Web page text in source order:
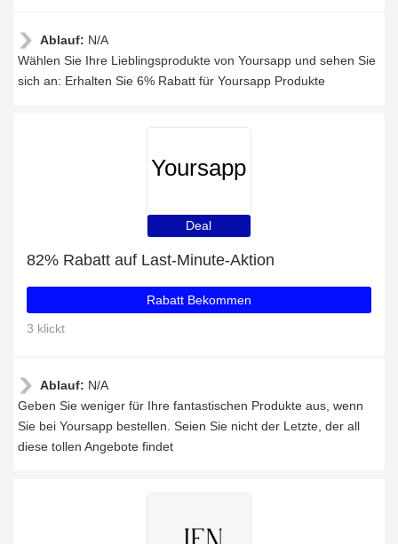
Ablauf: N/A
Wählen Sie Ihre Lieblingsprodukte von Yoursapp und sehen Sie
sich an: Erhalten Sie 6% Rabatt für Yoursapp Produkte
Yoursapp
Deal
82% Rabatt auf Last-Minute-Aktion
Rabatt Bekommen
3 klickt
Ablauf: N/A
Geben Sie weniger für Ihre fantastischen Produkte aus, wenn
Sie bei Yoursapp bestellen. Seien Sie nicht der Letzte, der all
diese tollen Angebote findet